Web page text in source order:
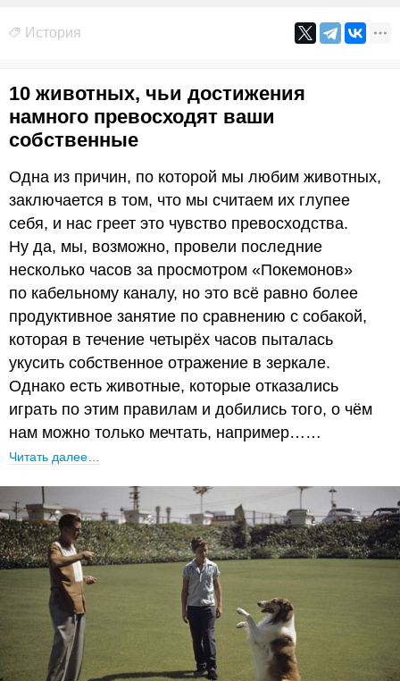
История
10 животных, чьи достижения
намного превосходят ваши
собственные
Одна из причин, по которой мы любим животных,
заключается в том, что мы считаем их глупее
себя, и нас греет это чувство превосходства.
Ну да, мы, возможно, провели последние
несколько часов за просмотром «Покемонов»
по кабельному каналу, но это всё равно более
продуктивное занятие по сравнению с собакой,
которая в течение четырёх часов пыталась
укусить собственное отражение в зеркале.
Однако есть животные, которые отказались
играть по этим правилам и добились того, о чём
нам можно только мечтать, например……
Читать далее…